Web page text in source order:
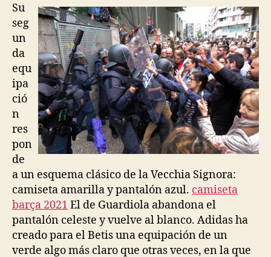
Su
seg
un
da
equ
ipa
ció
n
res
pon
de
a un esquema clásico de la Vecchia Signora:
camiseta amarilla y pantalón azul. camiseta
barça 2021 El de Guardiola abandona el
pantalón celeste y vuelve al blanco. Adidas ha
creado para el Betis una equipación de un
verde algo más claro que otras veces, en la que